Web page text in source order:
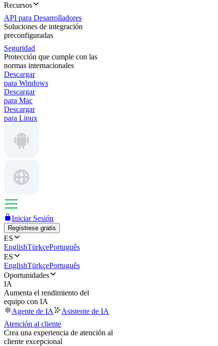
Recursos
API para Desarrolladores
Soluciones de integración
preconfiguradas
Seguridad
Protección que cumple con las
normas internacionales
Descargar
para Windows
Descargar
para Mac
Descargar
para Linux
Iniciar Sesión
Regístrese gratis
ES
EnglishTürkçePortuguês
ES
EnglishTürkçePortuguês
Oportunidades
IA
Aumenta el rendimiento del
equipo con IA
Agente de IA
Asistente de IA
Atención al cliente
Crea una experiencia de atención al
cliente excepcional